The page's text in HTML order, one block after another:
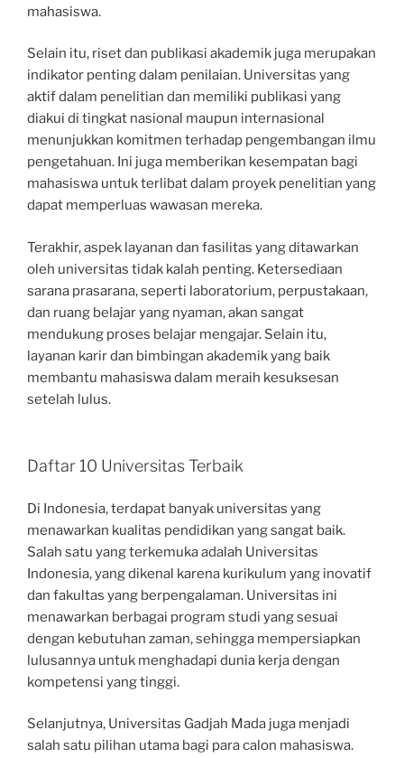
mahasiswa.
Selain itu, riset dan publikasi akademik juga merupakan
indikator penting dalam penilaian. Universitas yang
aktif dalam penelitian dan memiliki publikasi yang
diakui di tingkat nasional maupun internasional
menunjukkan komitmen terhadap pengembangan ilmu
pengetahuan. Ini juga memberikan kesempatan bagi
mahasiswa untuk terlibat dalam proyek penelitian yang
dapat memperluas wawasan mereka.
Terakhir, aspek layanan dan fasilitas yang ditawarkan
oleh universitas tidak kalah penting. Ketersediaan
sarana prasarana, seperti laboratorium, perpustakaan,
dan ruang belajar yang nyaman, akan sangat
mendukung proses belajar mengajar. Selain itu,
layanan karir dan bimbingan akademik yang baik
membantu mahasiswa dalam meraih kesuksesan
setelah lulus.
Daftar 10 Universitas Terbaik
Di Indonesia, terdapat banyak universitas yang
menawarkan kualitas pendidikan yang sangat baik.
Salah satu yang terkemuka adalah Universitas
Indonesia, yang dikenal karena kurikulum yang inovatif
dan fakultas yang berpengalaman. Universitas ini
menawarkan berbagai program studi yang sesuai
dengan kebutuhan zaman, sehingga mempersiapkan
lulusannya untuk menghadapi dunia kerja dengan
kompetensi yang tinggi.
Selanjutnya, Universitas Gadjah Mada juga menjadi
salah satu pilihan utama bagi para calon mahasiswa.